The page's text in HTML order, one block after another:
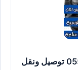
ونيت نقل عفش بالرياض 0550448020 توصيل ونقل